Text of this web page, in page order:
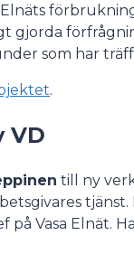
Elnäts
gjorda
som har
.
VD
till ny
Vasa Elnät.